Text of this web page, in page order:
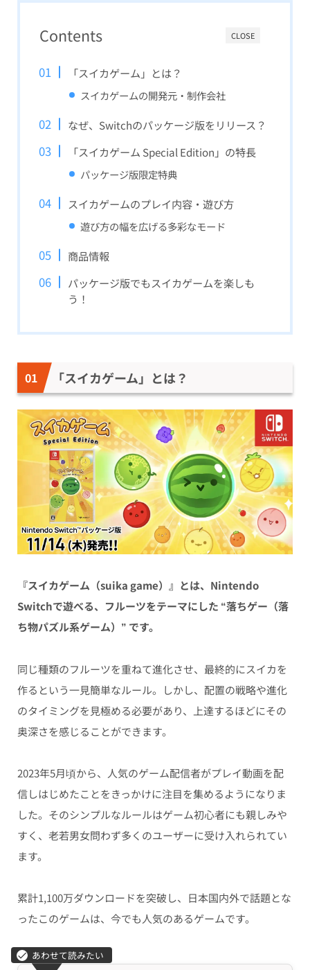
CLOSE
Contents
「スイカゲーム」とは？
スイカゲームの開発元・制作会社
なぜ、Switchのパッケージ版をリリース？
「スイカゲーム Special Edition」の特長
パッケージ版限定特典
スイカゲームのプレイ内容・遊び方
遊び方の幅を広げる多彩なモード
商品情報
パッケージ版でもスイカゲームを楽しも
う！
「スイカゲーム」とは？
『スイカゲーム（suika game）』とは、Nintendo
Switchで遊べる、フルーツをテーマにした “落ちゲー（落
ち物パズル系ゲーム）” です。
同じ種類のフルーツを重ねて進化させ、最終的にスイカを
作るという一見簡単なルール。しかし、配置の戦略や進化
のタイミングを見極める必要があり、上達するほどにその
奥深さを感じることができます。
2023年5月頃から、人気のゲーム配信者がプレイ動画を配
信しはじめたことをきっかけに注目を集めるようになりま
した。そのシンプルなルールはゲーム初心者にも親しみや
すく、老若男女問わず多くのユーザーに受け入れられてい
ます。
累計1,100万ダウンロードを突破し、日本国内外で話題とな
ったこのゲームは、今でも人気のあるゲームです。